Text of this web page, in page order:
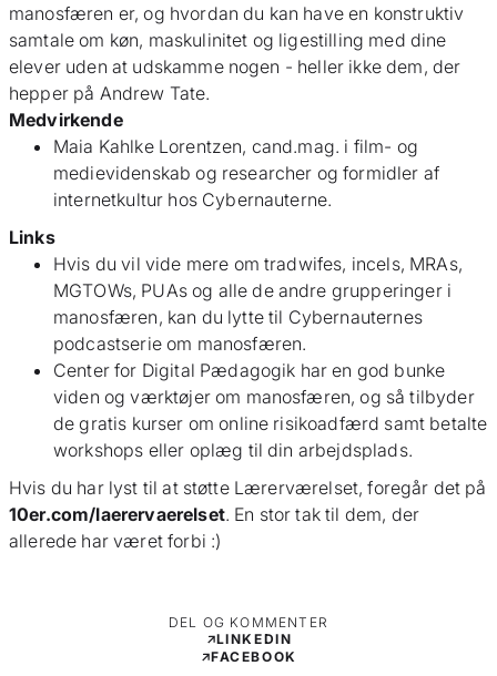
manosfæren er, og hvordan du kan have en konstruktiv
samtale om køn, maskulinitet og ligestilling med dine
elever uden at udskamme nogen - heller ikke dem, der
hepper på Andrew Tate.
Medvirkende
Maia Kahlke Lorentzen, cand.mag. i film- og
medievidenskab og researcher og formidler af
internetkultur hos Cybernauterne.
Links
Hvis du vil vide mere om tradwifes, incels, MRAs,
MGTOWs, PUAs og alle de andre grupperinger i
manosfæren, kan du lytte til Cybernauternes
podcastserie om manosfæren.
Center for Digital Pædagogik har en god bunke
viden og værktøjer om manosfæren, og så tilbyder
de gratis kurser om online risikoadfærd samt betalte
workshops eller oplæg til din arbejdsplads.
Hvis du har lyst til at støtte Lærerværelset, foregår det på
10er.com/laerervaerelset. En stor tak til dem, der
allerede har været forbi :)
DEL OG KOMMENTER
LINKEDIN
FACEBOOK